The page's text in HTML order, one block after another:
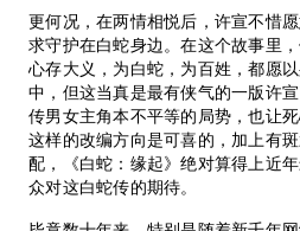
更何况，在两情相悦后，许宣不惜
求守护在白蛇身边。在这个故事里
心存大义，为白蛇，为百姓，都愿
中，但这当真是最有侠气的一版许
传男女主角本不平等的局势，也让
这样的改编方向是可喜的，加上有
配，《白蛇：缘起》绝对算得上近
众对这白蛇传的期待。